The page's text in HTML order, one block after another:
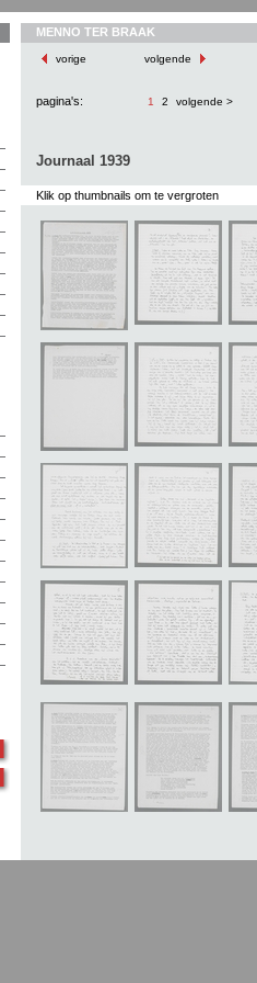
MENNO TER BRAAK
vorige volgende
pagina's: 1 2 volgende >
Journaal 1939
Klik op thumbnails om te vergroten